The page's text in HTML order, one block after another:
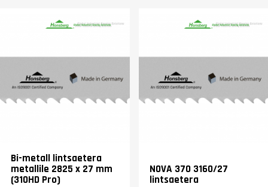
Bi-metall lintsaetera
metallile 2825 x 27 mm
(310HD Pro)
NOVA 370 3160/27
lintsaetera